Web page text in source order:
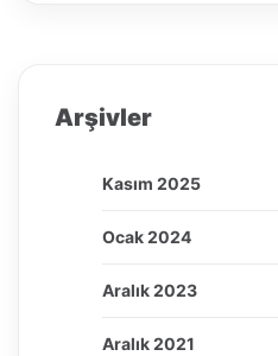
Arşivler
Kasım 2025
Ocak 2024
Aralık 2023
Aralık 2021